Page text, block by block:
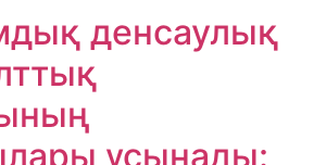
денсаулық
ұсынады: